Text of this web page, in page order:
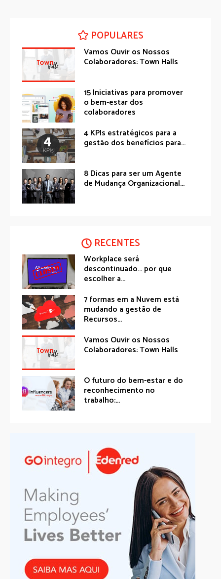
POPULARES
Vamos Ouvir os Nossos
Colaboradores: Town Halls
15 Iniciativas para promover
o bem-estar dos
colaboradores
4 KPIs estratégicos para a
gestão dos benefícios para...
8 Dicas para ser um Agente
de Mudança Organizacional...
RECENTES
Workplace será
descontinuado… por que
escolher a...
7 formas em a Nuvem está
mudando a gestão de
Recursos...
Vamos Ouvir os Nossos
Colaboradores: Town Halls
O futuro do bem-estar e do
reconhecimento no
trabalho:...